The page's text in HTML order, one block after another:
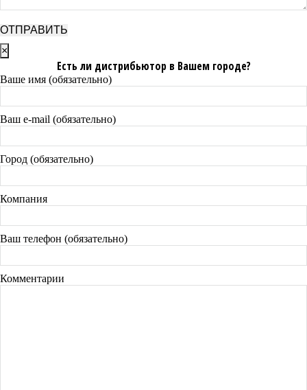
×
Есть ли дистрибьютор в Вашем городе?
Ваше имя (обязательно)
Ваш e-mail (обязательно)
Город (обязательно)
Компания
Ваш телефон (обязательно)
Комментарии